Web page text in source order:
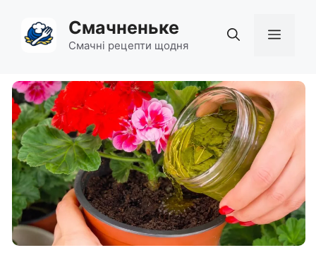
вмісту
Смачненьке
Смачні рецепти щодня